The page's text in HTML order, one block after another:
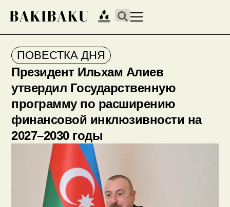
ПОВЕСТКА ДНЯ
Президент Ильхам Алиев
утвердил Государственную
программу по расширению
финансовой инклюзивности на
2027–2030 годы